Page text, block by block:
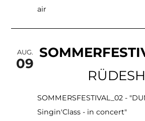
air
AUG.
09
SOMMERSFESTIVAL_02 -
Singin'Class - in concert"